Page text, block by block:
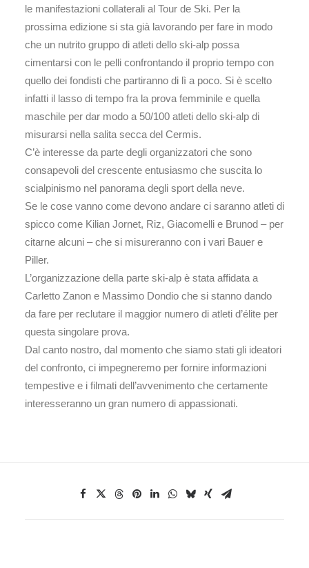
le manifestazioni collaterali al Tour de Ski. Per la
prossima edizione si sta già lavorando per fare in modo
che un nutrito gruppo di atleti dello ski-alp possa
cimentarsi con le pelli confrontando il proprio tempo con
quello dei fondisti che partiranno di lì a poco. Si è scelto
infatti il lasso di tempo fra la prova femminile e quella
maschile per dar modo a 50/100 atleti dello ski-alp di
misurarsi nella salita secca del Cermis.
C’è interesse da parte degli organizzatori che sono
consapevoli del crescente entusiasmo che suscita lo
scialpinismo nel panorama degli sport della neve.
Se le cose vanno come devono andare ci saranno atleti di
spicco come Kilian Jornet, Riz, Giacomelli e Brunod – per
citarne alcuni – che si misureranno con i vari Bauer e
Piller.
L’organizzazione della parte ski-alp è stata affidata a
Carletto Zanon e Massimo Dondio che si stanno dando
da fare per reclutare il maggior numero di atleti d’élite per
questa singolare prova.
Dal canto nostro, dal momento che siamo stati gli ideatori
del confronto, ci impegneremo per fornire informazioni
tempestive e i filmati dell’avvenimento che certamente
interesseranno un gran numero di appassionati.